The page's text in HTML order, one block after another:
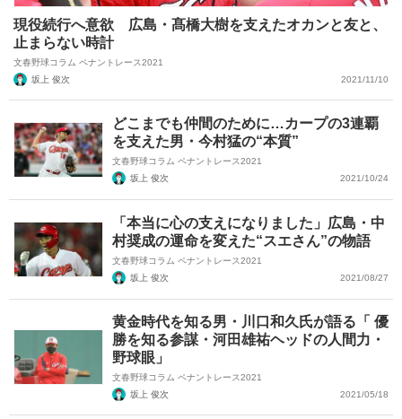
現役続行へ意欲 広島・髙橋大樹を支えたオカンと友と、
止まらない時計
文春野球コラム ペナントレース2021
坂上 俊次
2021/11/10
どこまでも仲間のために…カープの3連覇
を支えた男・今村猛の“本質”
文春野球コラム ペナントレース2021
坂上 俊次
2021/10/24
「本当に心の支えになりました」広島・中
村奨成の運命を変えた“スエさん”の物語
文春野球コラム ペナントレース2021
坂上 俊次
2021/08/27
黄金時代を知る男・川口和久氏が語る「 優
勝を知る参謀・河田雄祐ヘッドの人間力・
野球眼」
文春野球コラム ペナントレース2021
坂上 俊次
2021/05/18